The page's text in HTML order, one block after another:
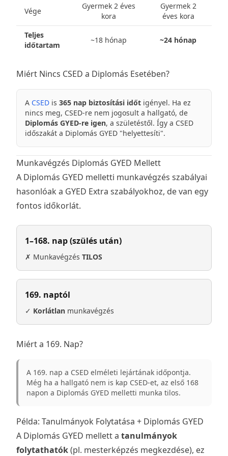
Vége
Gyermek 2 éves
kora
Gyermek 2
éves kora
Teljes
időtartam
~18 hónap ~24 hónap
Miért Nincs CSED a Diplomás Esetében?
A CSED is 365 nap biztosítási időt igényel. Ha ez
nincs meg, CSED-re nem jogosult a hallgató, de
Diplomás GYED-re igen, a születéstől. Így a CSED
időszakát a Diplomás GYED "helyettesíti".
Munkavégzés Diplomás GYED Mellett
A Diplomás GYED melletti munkavégzés szabályai
hasonlóak a GYED Extra szabályokhoz, de van egy
fontos időkorlát.
1–168. nap (szülés után)
✗ Munkavégzés TILOS
169. naptól
✓ Korlátlan munkavégzés
Miért a 169. Nap?
A 169. nap a CSED elméleti lejártának időpontja.
Még ha a hallgató nem is kap CSED-et, az első 168
napon a Diplomás GYED melletti munka tilos.
Példa: Tanulmányok Folytatása + Diplomás GYED
A Diplomás GYED mellett a tanulmányok
folytathatók(pl. mesterképzés megkezdése), ez